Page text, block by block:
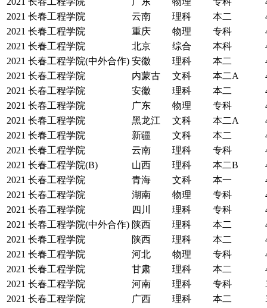
2021 长春工程学院 云南 理科 本二
2021 长春工程学院 重庆 物理 专科
2021 长春工程学院 北京 综合 本科
2021 长春工程学院(中外合作) 安徽 理科 本二
2021 长春工程学院 内蒙古 文科 本二A
2021 长春工程学院 安徽 理科 本二
2021 长春工程学院 广东 物理 专科
2021 长春工程学院 黑龙江 文科 本二A
2021 长春工程学院 新疆 文科 本二
2021 长春工程学院 云南 理科 专科
2021 长春工程学院(B) 山西 理科 本二B
2021 长春工程学院 青海 文科 本一
2021 长春工程学院 湖南 物理 专科
2021 长春工程学院 四川 理科 专科
2021 长春工程学院(中外合作) 陕西 理科 本二
2021 长春工程学院 陕西 理科 本二
2021 长春工程学院 河北 物理 专科
2021 长春工程学院 甘肃 理科 本二
2021 长春工程学院 河南 理科 专科
2021 长春工程学院 广西 理科 本二